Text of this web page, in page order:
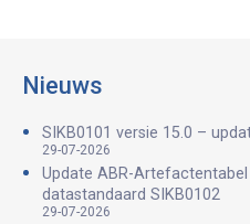
Nieuws
SIKB0101 versie 15.0 –
29-07-2026
Update ABR-
datastandaard SIKB0102
29-07-2026